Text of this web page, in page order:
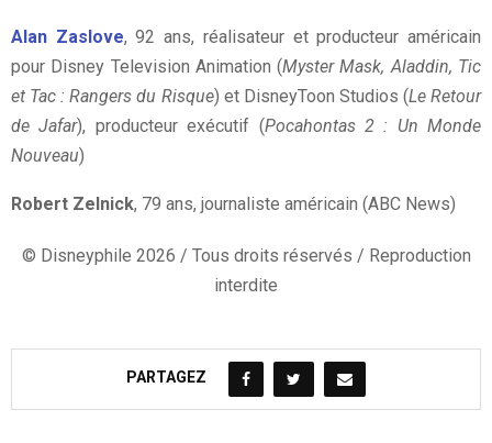
Alan Zaslove, 92 ans, réalisateur et producteur américain
pour Disney Television Animation (Myster Mask, Aladdin, Tic
et Tac : Rangers du Risque) et DisneyToon Studios (Le Retour
de Jafar), producteur exécutif (Pocahontas 2 : Un Monde
Nouveau)
Robert Zelnick, 79 ans, journaliste américain (ABC News)
© Disneyphile 2026 / Tous droits réservés / Reproduction
interdite
PARTAGEZ